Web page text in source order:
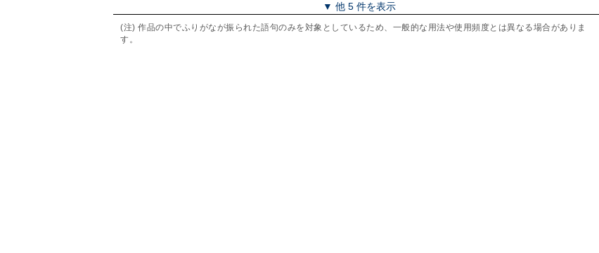
▼ 他 5 件を表示
(注) 作品の中でふりがなが振られた語句のみを対象としているため、一般的な用法や使用頻度とは異なる場合がありま
す。